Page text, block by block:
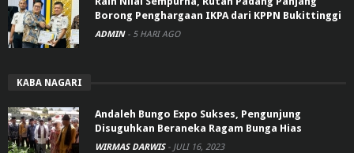
Borong Penghargaan IKPA dari KPPN Bukittinggi
ADMIN - 5 HARI AGO
KABA NAGARI
Andaleh Bungo Expo Sukses, Pengunjung
Disuguhkan Beraneka Ragam Bunga Hias
WIRMAS DARWIS - JULI 16, 2023